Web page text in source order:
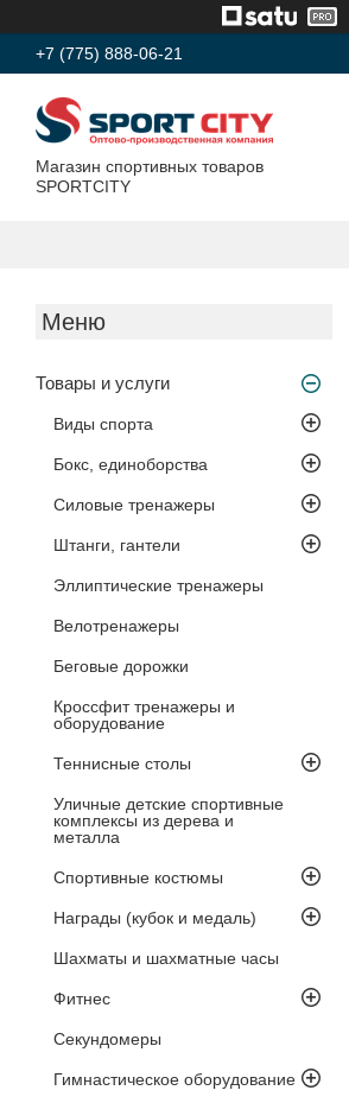
+7 (775) 888-06-21
Магазин спортивных товаров
SPORTCITY
Товары и услуги
Виды спорта
Бокс, единоборства
Силовые тренажеры
Штанги, гантели
Эллиптические тренажеры
Велотренажеры
Беговые дорожки
Кроссфит тренажеры и
оборудование
Теннисные столы
Уличные детские спортивные
комплексы из дерева и
металла
Спортивные костюмы
Награды (кубок и медаль)
Шахматы и шахматные часы
Фитнес
Секундомеры
Гимнастическое оборудование